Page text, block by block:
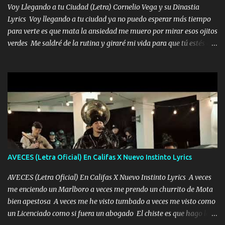
tenerte aquí espero que quiera...
Voy Llegando a tu Ciudad (Letra) Cornelio Vega y su Dinastia
Lyrics Voy llegando a tu ciudad ya no puedo esperar más tiempo
para verte es que mata la ansiedad me muero por mirar esos ojitos
verdes Me saldré de la rutina y giraré mi vida para que tú estés en
solo yo tendre el candado 🔒 del amor ❤️ Música Mil y un besos
para dar ya estando en tu ciudad no habrá quien lo detenga si las
copas van de más vayamos a un lugar y cerremos las puertas
Entre alcohol y besos se va incrementado el Fuego en esa
habitación ya no mires más el reloj Única por donde vas me curas
tú mi mal moviendo tu silueta no hay otra que te sea igual te ves
tan especial por eso es que me tientas Aquí estoy no dejaré que se
te acerque nadie porque solo yo tendre el candado 🔒 del a...
AVECES (Letra Oficial) En Califas X Nuevo Instinto Lyrics
AVECES (Letra Oficial) En Califas X Nuevo Instinto Lyrics A veces
me enciendo un Marlboro a veces me prendo un churrito de Mota
bien apestosa A veces me he visto tumbado a veces me visto como
un Licenciado como si fuera un abogado El chiste es que hago lo